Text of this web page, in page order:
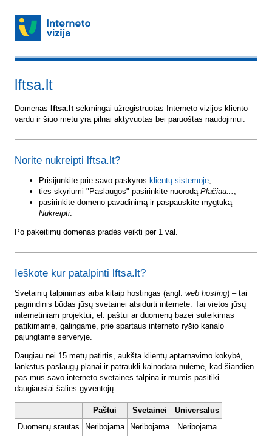
lftsa.lt
Domenas lftsa.ltsėkmingai užregistruotas Interneto vizijos kliento
vardu ir šiuo metu yra pilnai aktyvuotas bei paruoštas naudojimui.
Norite nukreipti lftsa.lt?
Prisijunkite prie savo paskyros klientų sistemoje;
ties skyriumi "Paslaugos" pasirinkite nuorodą Plačiau... ;
pasirinkite domeno pavadinimą ir paspauskite mygtuką
Nukreipti.
Po pakeitimų domenas pradės veikti per 1 val.
Ieškote kur patalpinti lftsa.lt?
Svetainių talpinimas arba kitaip hostingas (angl. web hosting) – tai
pagrindinis būdas jūsų svetainei atsidurti internete. Tai vietos jūsų
internetiniam projektui, el. paštui ar duomenų bazei suteikimas
patikimame, galingame, prie spartaus interneto ryšio kanalo
pajungtame serveryje.
Daugiau nei 15 metų patirtis, aukšta klientų aptarnavimo kokybė,
lankstūs paslaugų planai ir patraukli kainodara nulėmė, kad šiandien
pas mus savo interneto svetaines talpina ir mumis pasitiki
daugiausiai šalies gyventojų.
Paštui Svetainei
Universalus
Duomenų srautas
Neribojama Neribojama
Neribojama